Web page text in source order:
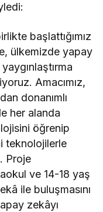
başlattığımız
ülkemizde yapay
Amacımız,
donanımlı
her alanda
öğrenip
teknolojilerle
Proje
ve 14-18 yaş
ile buluşmasını
zekâyı